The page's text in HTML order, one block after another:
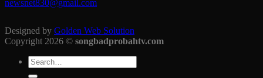
newsnet830@gmail.com
Designed by Golden Web Solution
Copyright 2026 © songbadprobahtv.com